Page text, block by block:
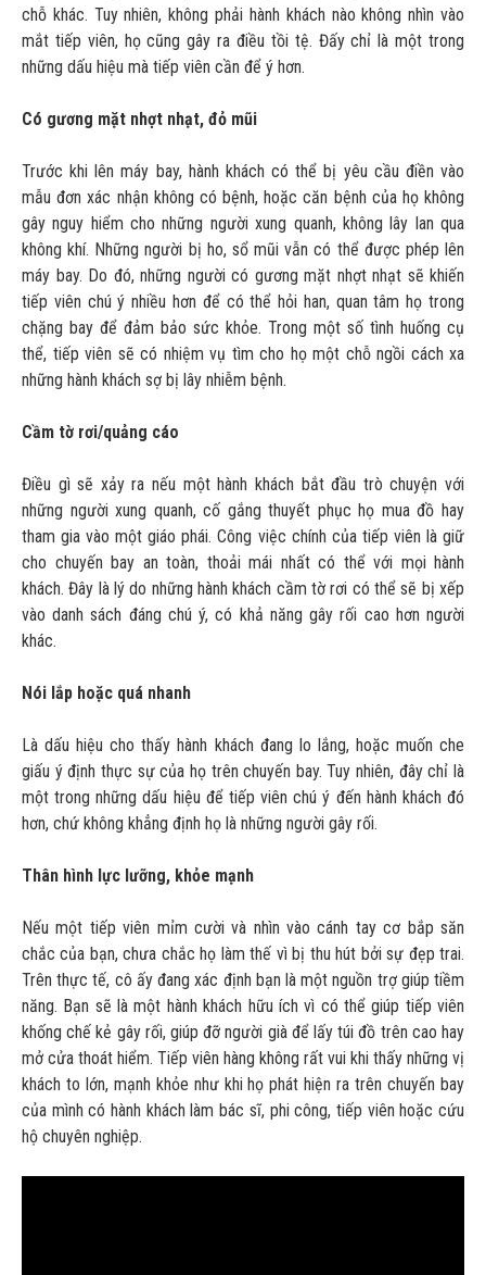
chỗ khác. Tuy nhiên, không phải hành khách nào không nhìn vào
mắt tiếp viên, họ cũng gây ra điều tồi tệ. Đấy chỉ là một trong
những dấu hiệu mà tiếp viên cần để ý hơn.
Có gương mặt nhợt nhạt, đỏ mũi
Trước khi lên máy bay, hành khách có thể bị yêu cầu điền vào
mẫu đơn xác nhận không có bệnh, hoặc căn bệnh của họ không
gây nguy hiểm cho những người xung quanh, không lây lan qua
không khí. Những người bị ho, sổ mũi vẫn có thể được phép lên
máy bay. Do đó, những người có gương mặt nhợt nhạt sẽ khiến
tiếp viên chú ý nhiều hơn để có thể hỏi han, quan tâm họ trong
chặng bay để đảm bảo sức khỏe. Trong một số tình huống cụ
thể, tiếp viên sẽ có nhiệm vụ tìm cho họ một chỗ ngồi cách xa
những hành khách sợ bị lây nhiễm bệnh.
Cầm tờ rơi/quảng cáo
Điều gì sẽ xảy ra nếu một hành khách bắt đầu trò chuyện với
những người xung quanh, cố gắng thuyết phục họ mua đồ hay
tham gia vào một giáo phái. Công việc chính của tiếp viên là giữ
cho chuyến bay an toàn, thoải mái nhất có thể với mọi hành
khách. Đây là lý do những hành khách cầm tờ rơi có thể sẽ bị xếp
vào danh sách đáng chú ý, có khả năng gây rối cao hơn người
khác.
Nói lắp hoặc quá nhanh
Là dấu hiệu cho thấy hành khách đang lo lắng, hoặc muốn che
giấu ý định thực sự của họ trên chuyến bay. Tuy nhiên, đây chỉ là
một trong những dấu hiệu để tiếp viên chú ý đến hành khách đó
hơn, chứ không khẳng định họ là những người gây rối.
Thân hình lực lưỡng, khỏe mạnh
Nếu một tiếp viên mỉm cười và nhìn vào cánh tay cơ bắp săn
chắc của bạn, chưa chắc họ làm thế vì bị thu hút bởi sự đẹp trai.
Trên thực tế, cô ấy đang xác định bạn là một nguồn trợ giúp tiềm
năng. Bạn sẽ là một hành khách hữu ích vì có thể giúp tiếp viên
khống chế kẻ gây rối, giúp đỡ người già để lấy túi đồ trên cao hay
mở cửa thoát hiểm. Tiếp viên hàng không rất vui khi thấy những vị
khách to lớn, mạnh khỏe như khi họ phát hiện ra trên chuyến bay
của mình có hành khách làm bác sĩ, phi công, tiếp viên hoặc cứu
hộ chuyên nghiệp.